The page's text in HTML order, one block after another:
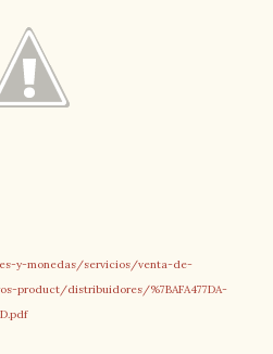
y-monedas/servicios/venta-de-
product/distribuidores/%7BAFA477DA-